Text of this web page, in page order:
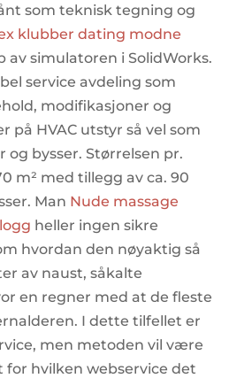
som teknisk tegning og
klubber dating modne
av simulatoren i SolidWorks.
service avdeling som
modifikasjoner og
på HVAC utstyr så vel som
og bysser. Størrelsen pr.
m² med tillegg av ca. 90
Man Nude massage
heller ingen sikre
hvordan den nøyaktig så
av naust, såkalte
en regner med at de fleste
I dette tilfellet er
men metoden vil være
for hvilken webservice det